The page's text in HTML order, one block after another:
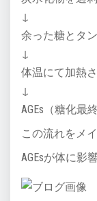
↓
余った糖とタ
↓
体温にて加熱
↓
AGEs（糖化最
この流れをメ
AGEsが体に影